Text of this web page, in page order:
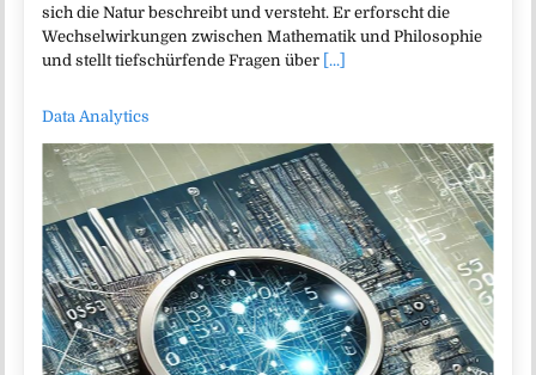
sich die Natur beschreibt und versteht. Er erforscht die
Wechselwirkungen zwischen Mathematik und Philosophie
und stellt tiefschürfende Fragen über [...]
Data Analytics